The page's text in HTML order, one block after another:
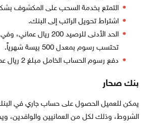
التمتع بخدمة السحب على المكشوف
اشتراط تحويل الراتب إلى البنك.
الحد الأدنى للرصيد 200
تحتسب رسوم بمعدل 500 بيسة شهرياً.
دفع رسوم الحساب الخامل مبلغ 2 ريال عماني شهرياً.
بنك صحار
يمكن للعميل الحصول على حساب جاري في
الشروط، وذلك لكل من العمانيين والوافدين،